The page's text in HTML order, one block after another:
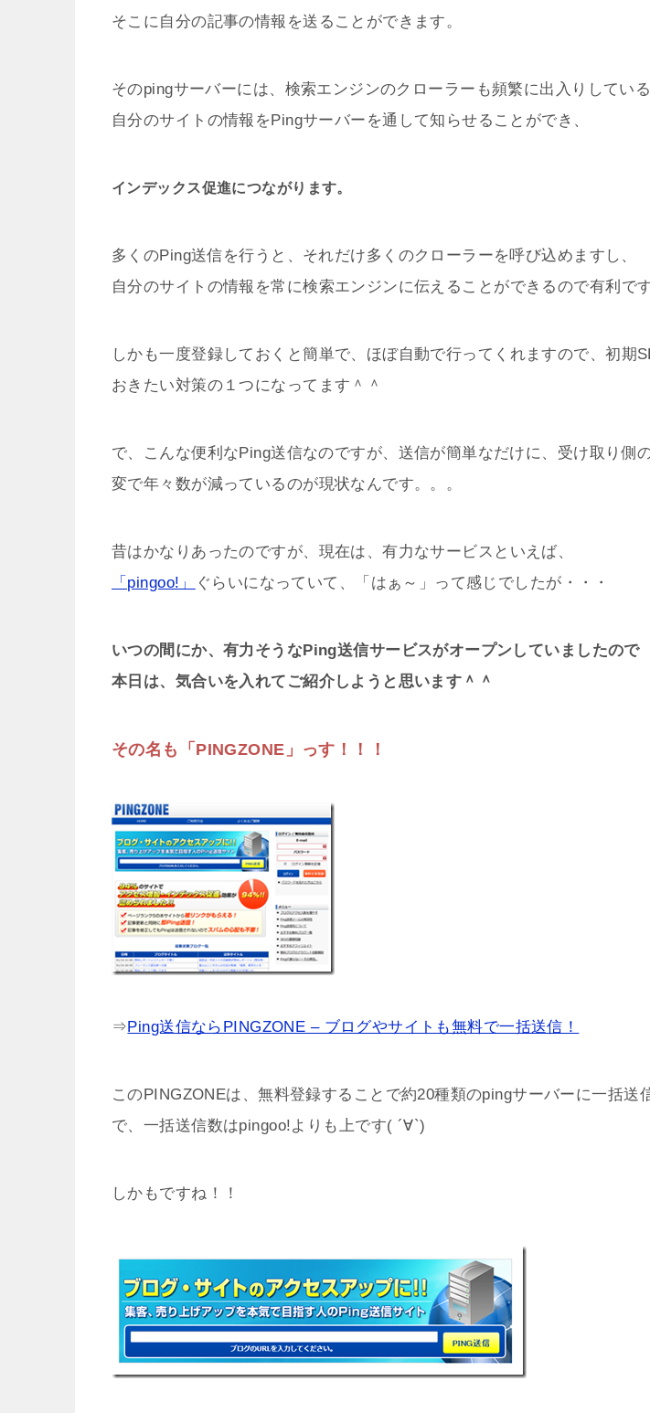
そこに自分の記事の情報を送ることができます。
そのpingサーバーには、検索エンジンのクローラーも頻繁に出入りしている
自分のサイトの情報をPingサーバーを通して知らせることができ、
インデックス促進につながります。
多くのPing送信を行うと、それだけ多くのクローラーを呼び込めますし、
自分のサイトの情報を常に検索エンジンに伝えることができるので有利で
しかも一度登録しておくと簡単で、ほぼ自動で行ってくれますので、初期
おきたい対策の１つになってます＾＾
で、こんな便利なPing送信なのですが、送信が簡単なだけに、受け取り側
変で年々数が減っているのが現状なんです。。。
昔はかなりあったのですが、現在は、有力なサービスといえば、
「pingoo!」
ぐらいになっていて、「はぁ～」って感じでしたが・・・
いつの間にか、有力そうなPing送信サービスがオープンしていましたので
本日は、気合いを入れてご紹介しようと思います＾＾
その名も「PINGZONE」っす！！！
⇒Ping送信ならPINGZONE – ブログやサイトも無料で一括送信！
このPINGZONEは、無料登録することで約20種類のpingサーバーに一括送
で、一括送信数はpingoo!よりも上です( ´∀`)
しかもですね！！